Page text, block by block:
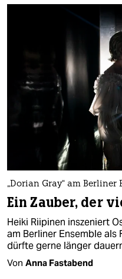
„Dorian Gray“ am Berliner
Ein Zauber, der
Heiki Riipinen inszeniert
am Berliner Ensemble als
dürfte gerne länger
Von Anna Fastabend